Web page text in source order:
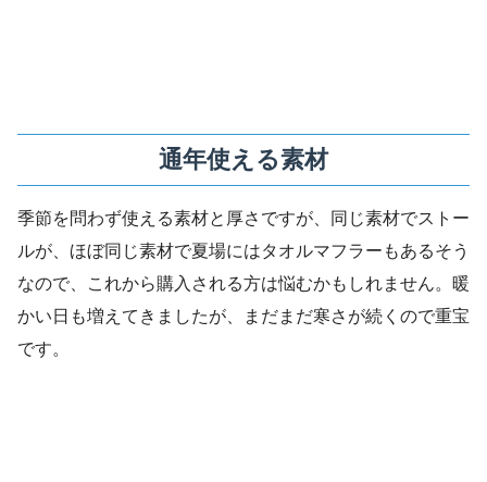
通年使える素材
季節を問わず使える素材と厚さですが、同じ素材でストー
ルが、ほぼ同じ素材で夏場にはタオルマフラーもあるそう
なので、これから購入される方は悩むかもしれません。暖
かい日も増えてきましたが、まだまだ寒さが続くので重宝
です。